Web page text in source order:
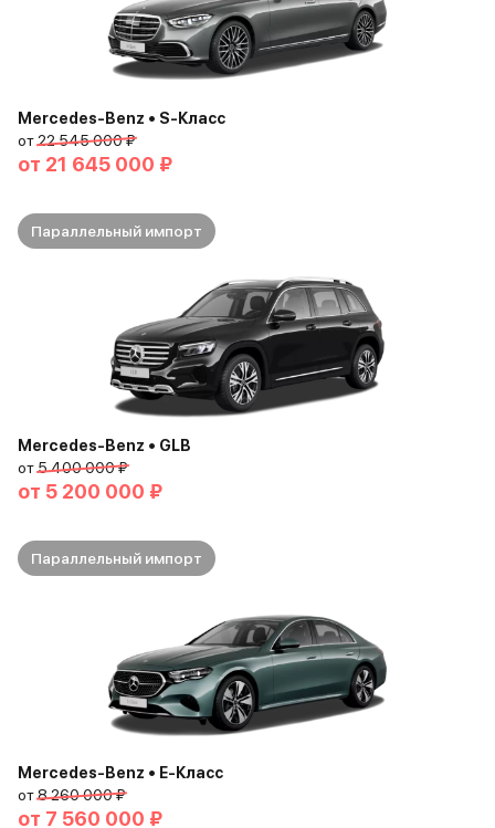
Mercedes-Benz • S-Класс
от22 545 000 ₽
от 21 645 000 ₽
Параллельный импорт
Mercedes-Benz • GLB
от5 400 000 ₽
от 5 200 000 ₽
Параллельный импорт
Mercedes-Benz • E-Класс
от8 260 000 ₽
от 7 560 000 ₽